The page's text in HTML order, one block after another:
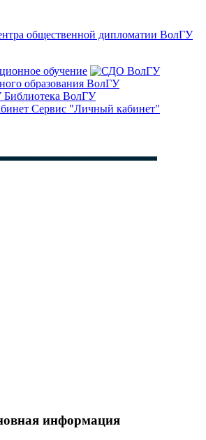
общественной дипломатии ВолГУ
обучение
образования ВолГУ
Библиотека ВолГУ
Сервис "Личный кабинет"
информация